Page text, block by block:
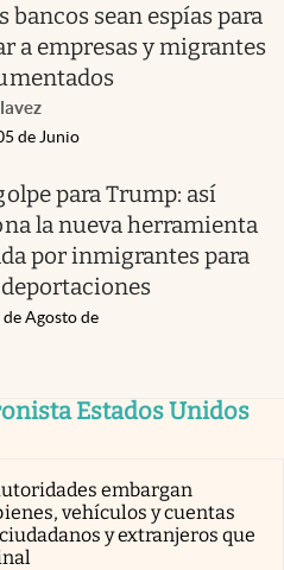
bancos sean espías para
a empresas y migrantes
de Junio
para Trump: así
la nueva herramienta
por inmigrantes para
de Agosto de
Estados Unidos
embargan
vehículos y cuentas
y extranjeros que